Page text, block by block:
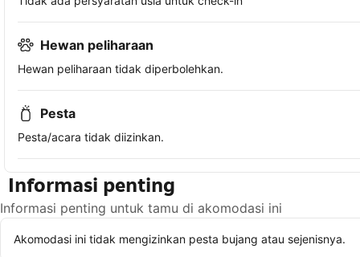
Hewan peliharaan
Hewan peliharaan tidak diperbolehkan.
Pesta
Pesta/acara tidak diizinkan.
Informasi penting
Informasi penting untuk tamu di akomodasi ini
Akomodasi ini tidak mengizinkan pesta bujang atau sejenisnya.